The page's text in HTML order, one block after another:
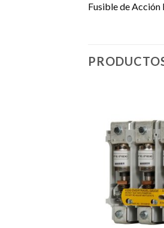
Fusible de Acción